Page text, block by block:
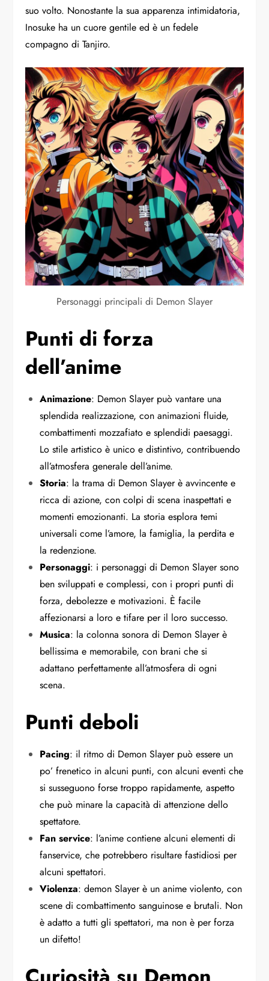
suo volto. Nonostante la sua apparenza intimidatoria,
Inosuke ha un cuore gentile ed è un fedele
compagno di Tanjiro.
Personaggi principali di Demon Slayer
Punti di forza
dell’anime
Animazione: Demon Slayer può vantare una
splendida realizzazione, con animazioni fluide,
combattimenti mozzafiato e splendidi paesaggi.
Lo stile artistico è unico e distintivo, contribuendo
all’atmosfera generale dell’anime.
Storia: la trama di Demon Slayer è avvincente e
ricca di azione, con colpi di scena inaspettati e
momenti emozionanti. La storia esplora temi
universali come l’amore, la famiglia, la perdita e
la redenzione.
Personaggi: i personaggi di Demon Slayer sono
ben sviluppati e complessi, con i propri punti di
forza, debolezze e motivazioni. È facile
affezionarsi a loro e tifare per il loro successo.
Musica: la colonna sonora di Demon Slayer è
bellissima e memorabile, con brani che si
adattano perfettamente all’atmosfera di ogni
scena.
Punti deboli
Pacing: il ritmo di Demon Slayer può essere un
po’ frenetico in alcuni punti, con alcuni eventi che
si susseguono forse troppo rapidamente, aspetto
che può minare la capacità di attenzione dello
spettatore.
Fan service: l’anime contiene alcuni elementi di
fanservice, che potrebbero risultare fastidiosi per
alcuni spettatori.
Violenza: demon Slayer è un anime violento, con
scene di combattimento sanguinose e brutali. Non
è adatto a tutti gli spettatori, ma non è per forza
un difetto!